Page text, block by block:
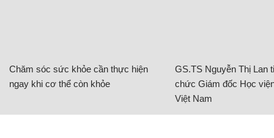
Chăm sóc sức khỏe cần thực hiện
ngay khi cơ thể còn khỏe
GS.TS Nguyễn Thị Lan
chức Giám đốc Học
Việt Nam